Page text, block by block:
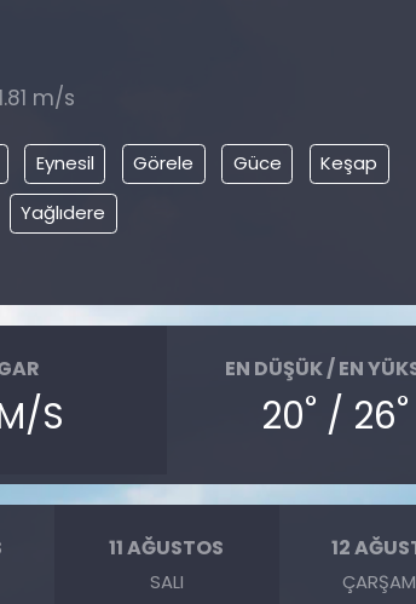
m/s
Eynesil Görele Güce
Keşap
Yağlıdere
S
EN DÜŞÜK / EN
20° / 26°
11 AĞUSTOS
SALI
12